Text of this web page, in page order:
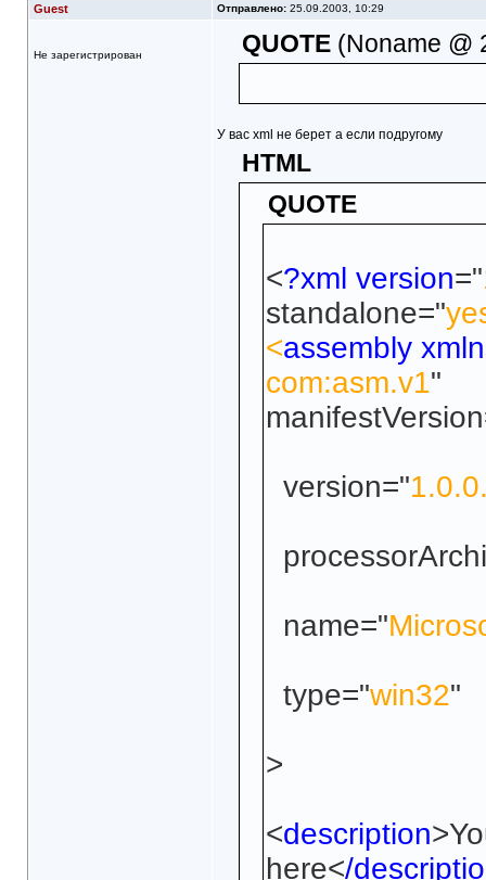
Guest Отправлено:25.09.2003, 10:29
Не зарегистрирован QUOTE(Noname @
У вас xml не берет а если подругому
HTML
QUOTE
<?xml version="
standalone="
<assembly
com:asm.v1
version="
name="
type="win32
<description
here</